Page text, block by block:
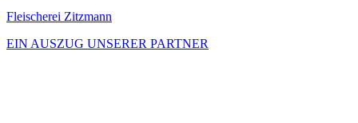
Fleischerei Zitzmann
EIN AUSZUG UNSERER PARTNER